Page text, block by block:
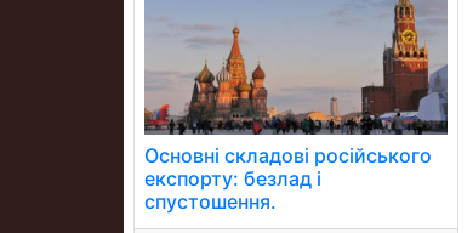
Основні складові російського
експорту: безлад і
спустошення.